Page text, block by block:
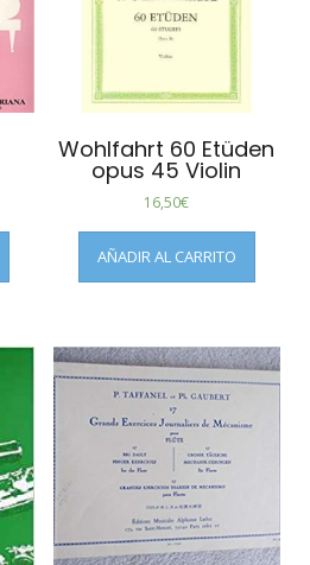
Wohlfahrt 60 Etüden
opus 45 Violin
16,50€
AÑADIR AL CARRITO